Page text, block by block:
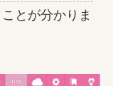
とが分かりま